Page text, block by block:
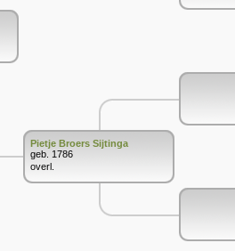
Pietje Broers Sijtinga
geb. 1786
overl.